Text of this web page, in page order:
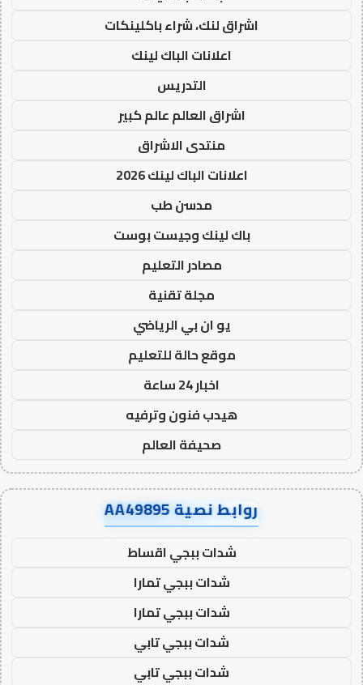
اشراق لنك، شراء باكلينكات
اعلانات الباك لينك
التدريس
اشراق العالم عالم كبير
منتدى الاشراق
اعلانات الباك لينك 2026
مدسن طب
باك لينك وجيست بوست
مصادر التعليم
مجلة تقنية
يو ان بي الرياضي
موقع حالة للتعليم
اخبار 24 ساعة
هيدب فنون وترفيه
صحيفة العالم
روابط نصية AA49895
شدات ببجي اقساط
شدات ببجي تمارا
شدات ببجي تمارا
شدات ببجي تابي
شدات ببجي تابي